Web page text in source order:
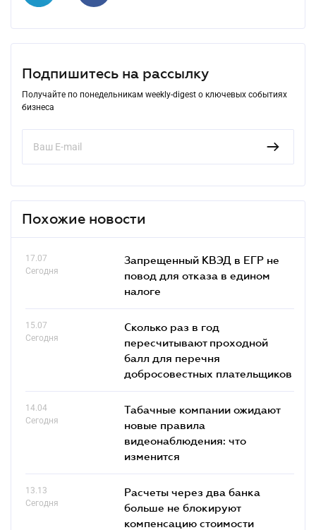
Подпишитесь на рассылку
Получайте по понедельникам weekly-digest о ключевых событиях
бизнеса
Похожие новости
17.07
Сегодня
Запрещенный КВЭД в ЕГР не
повод для отказа в едином
налоге
15.07
Сегодня
Сколько раз в год
пересчитывают проходной
балл для перечня
добросовестных плательщиков
14.04
Сегодня
Табачные компании ожидают
новые правила
видеонаблюдения: что
изменится
13.13
Сегодня
Расчеты через два банка
больше не блокируют
компенсацию стоимости